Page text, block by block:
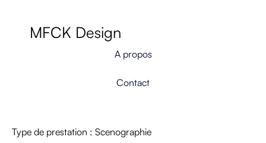
MFCK Design
A propos
Contact
Type de prestation : Scenographie